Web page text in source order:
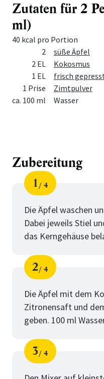
Zutaten für 2
ml)
40 kcal pro Portion
Zutat
2
süße Äpfel
2 EL
Kokosmus
1 EL
frisch
1 Prise
Zimtpulver
ca. 100 ml
Wasser
Zubereitung
Schritt
1
von
4
Die Äpfel waschen
Dabei jeweils Stiel
das Kerngehäuse
Schritt
2
von
4
Die Äpfel mit dem
Zitronensaft und
geben. 100 ml
Schritt
3
von
4